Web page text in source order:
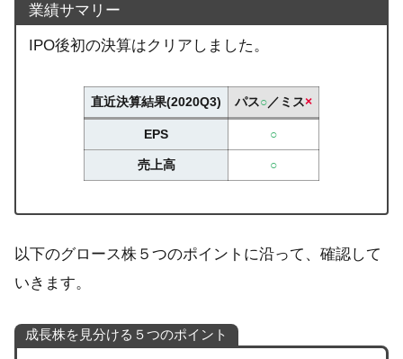
業績サマリー
IPO後初の決算はクリアしました。
直近決算結果(2020Q3) パス○ ／ミス×
EPS ○
売上高 ○
以下のグロース株５つのポイントに沿って、確認して
いきます。
成長株を見分ける５つのポイント